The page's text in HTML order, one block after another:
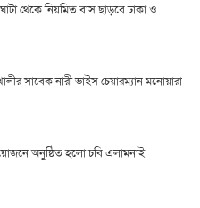
থেকে নিয়মিত বাস ছাড়বে ঢাকা ও
সাবেক নারী ভাইস চেয়ারম্যান মনোয়ারা
অনুষ্ঠিত হলো চবি এলামনাই